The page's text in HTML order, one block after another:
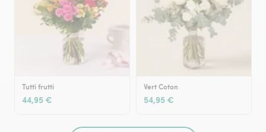
Tutti frutti
44,95 €
Vert Coton
54,95 €